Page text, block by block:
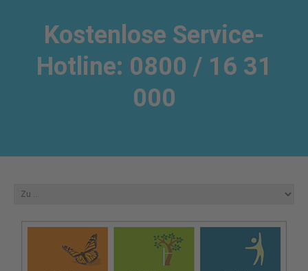
Kostenlose Service-
Hotline: 0800 / 16 31
000